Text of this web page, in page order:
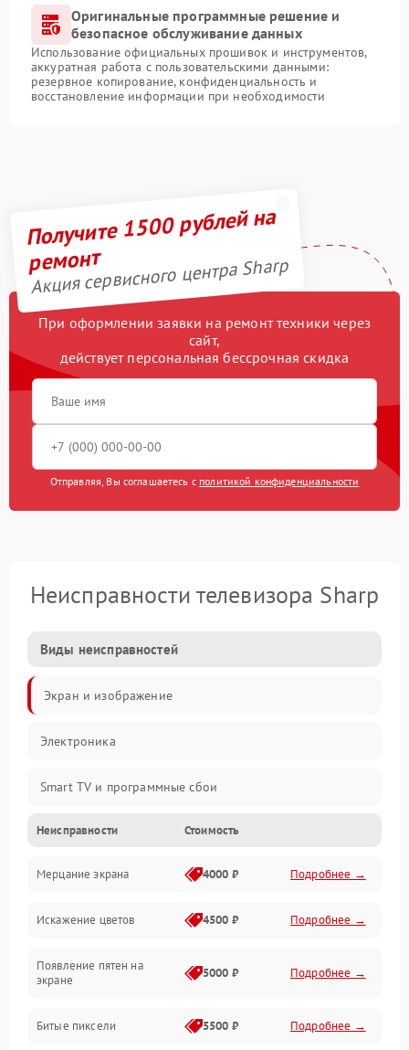
Оригинальные программные решение и
безопасное обслуживание данных
Использование официальных прошивок и инструментов,
аккуратная работа с пользовательскими данными:
резервное копирование, конфиденциальность и
восстановление информации при необходимости
Получите 1500 рублей на
ремонт
Акция сервисного центра Sharp
При оформлении заявки на ремонт техники через
сайт,
действует персональная бессрочная скидка
Отправляя, Вы соглашаетесь с политикой конфиденциальности
Неисправности телевизора Sharp
Виды неисправностей
Экран и изображение
Электроника
Smart TV и программные сбои
Питание и запуск
Подсветка и LED-модули
Звук и аудиосистема
Сигнал и приём каналов
Неисправности Стоимость
Мерцание экрана 4000 ₽ Подробнее →
Искажение цветов 4500 ₽ Подробнее →
Появление пятен на
экране
5000 ₽ Подробнее →
Битые пиксели 5500 ₽ Подробнее →